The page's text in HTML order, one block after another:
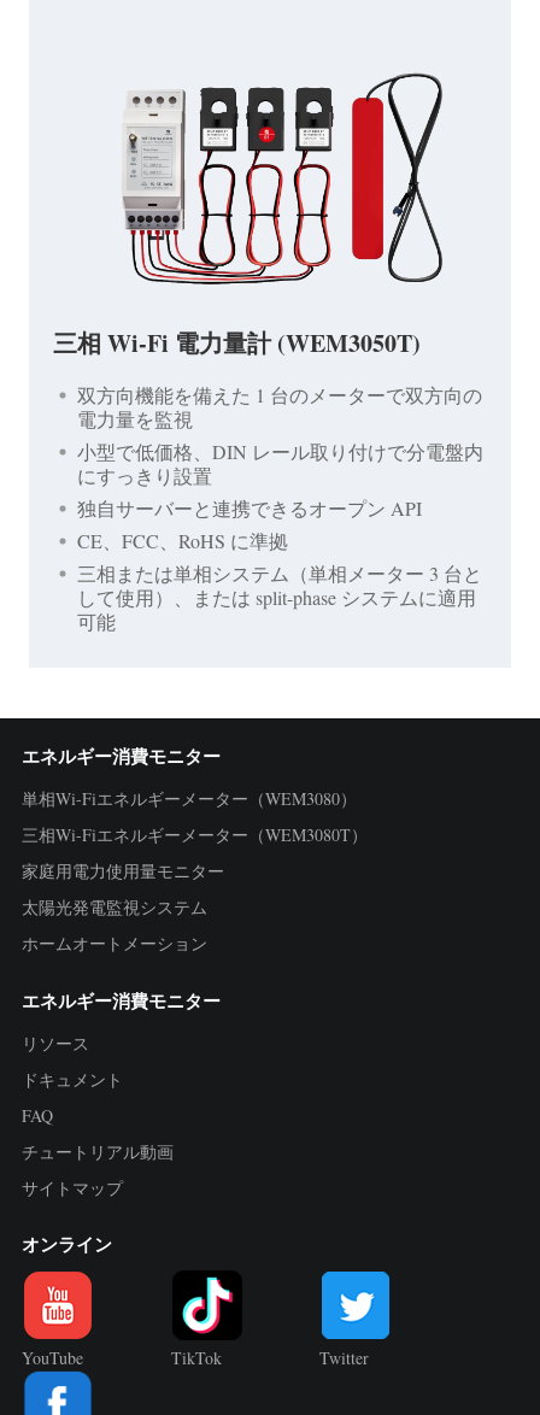
三相 Wi-Fi 電力量計 (WEM3050T)
双方向機能を備えた 1 台のメーターで双方向の
電力量を監視
小型で低価格、DIN レール取り付けで分電盤内
にすっきり設置
独自サーバーと連携できるオープン API
CE、FCC、RoHS に準拠
三相または単相システム（単相メーター 3 台と
して使用）、または split-phase システムに適用
可能
エネルギー消費モニター
単相Wi-Fiエネルギーメーター（WEM3080）
三相Wi-Fiエネルギーメーター（WEM3080T）
家庭用電力使用量モニター
太陽光発電監視システム
ホームオートメーション
エネルギー消費モニター
リソース
ドキュメント
FAQ
チュートリアル動画
サイトマップ
オンライン
YouTube TikTok Twitter